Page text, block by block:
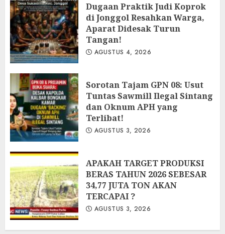
Dugaan Praktik Judi Koprok
di Jonggol Resahkan Warga,
Aparat Didesak Turun
Tangan!
AGUSTUS 4, 2026
‎Sorotan Tajam GPN 08: Usut
Tuntas Sawmill Ilegal Sintang
dan Oknum APH yang
Terlibat!
AGUSTUS 3, 2026
APAKAH TARGET PRODUKSI
BERAS TAHUN 2026 SEBESAR
34,77 JUTA TON AKAN
TERCAPAI ?
AGUSTUS 3, 2026